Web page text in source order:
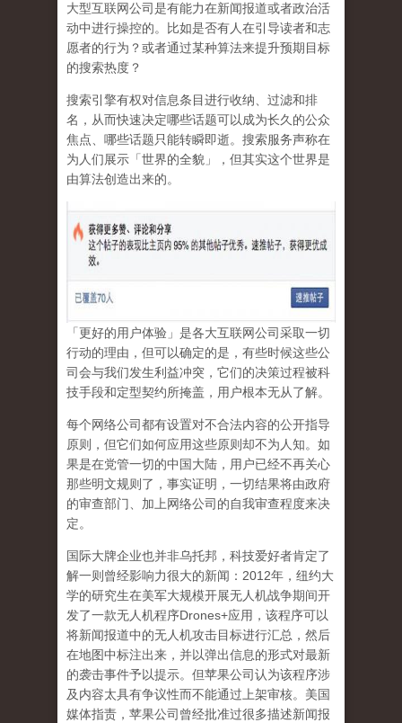
大型互联网公司是有能力在新闻报道或者政治活
动中进行操控的。比如是否有人在引导读者和志
愿者的行为？或者通过某种算法来提升预期目标
的搜索热度？
搜索引擎有权对信息条目进行收纳、过滤和排
名，从而快速决定哪些话题可以成为长久的公众
焦点、哪些话题只能转瞬即逝。搜索服务声称在
为人们展示「世界的全貌」，但其实这个世界是
由算法创造出来的。
「更好的用户体验」是各大互联网公司采取一切
行动的理由，但可以确定的是，有些时候这些公
司会与我们发生利益冲突，它们的决策过程被科
技手段和定型契约所掩盖，用户根本无从了解。
每个网络公司都有设置对不合法内容的公开指导
原则，但它们如何应用这些原则却不为人知。如
果是在党管一切的中国大陆，用户已经不再关心
那些明文规则了，事实证明， 一切结果将由政府
的审查部门、加上网络公司的自我审查程度来决
定。
国际大牌企业也并非乌托邦，科技爱好者肯定了
解一则曾经影响力很大的新闻： 2012年，纽约大
学的研究生在美军大规模开展无人机战争期间开
发了一款无人机程序Drones+应用，该程序可以
将新闻报道中的无人机攻击目标进行汇总，然后
在地图中标注出来，并以弹出信息的形式对最新
的袭击事件予以提示。但苹果公司认为该程序涉
及内容太具有争议性而不能通过上架审核。美国
媒体指责，苹果公司曾经批准过很多描述新闻报